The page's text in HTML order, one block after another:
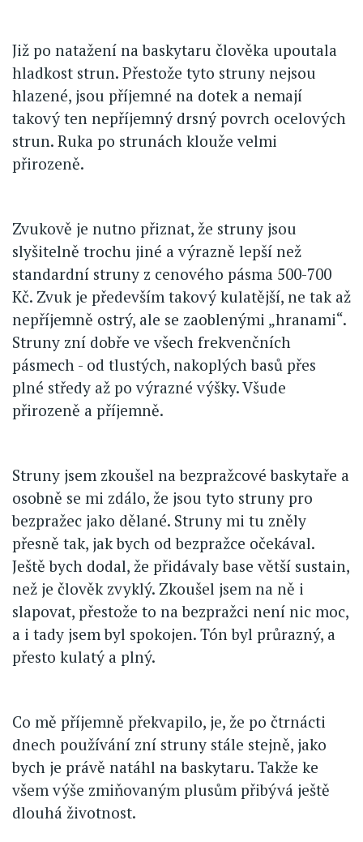
Již po natažení na baskytaru člověka upoutala
hladkost strun. Přestože tyto struny nejsou
hlazené, jsou příjemné na dotek a nemají
takový ten nepříjemný drsný povrch ocelových
strun. Ruka po strunách klouže velmi
přirozeně.
Zvukově je nutno přiznat, že struny jsou
slyšitelně trochu jiné a výrazně lepší než
standardní struny z cenového pásma 500-700
Kč. Zvuk je především takový kulatější, ne tak až
nepříjemně ostrý, ale se zaoblenými „hranami“.
Struny zní dobře ve všech frekvenčních
pásmech - od tlustých, nakoplých basů přes
plné středy až po výrazné výšky. Všude
přirozeně a příjemně.
Struny jsem zkoušel na bezpražcové baskytaře a
osobně se mi zdálo, že jsou tyto struny pro
bezpražec jako dělané. Struny mi tu zněly
přesně tak, jak bych od bezpražce očekával.
Ještě bych dodal, že přidávaly base větší sustain,
než je člověk zvyklý. Zkoušel jsem na ně i
slapovat, přestože to na bezpražci není nic moc,
a i tady jsem byl spokojen. Tón byl průrazný, a
přesto kulatý a plný.
Co mě příjemně překvapilo, je, že po čtrnácti
dnech používání zní struny stále stejně, jako
bych je právě natáhl na baskytaru. Takže ke
všem výše zmiňovaným plusům přibývá ještě
dlouhá životnost.